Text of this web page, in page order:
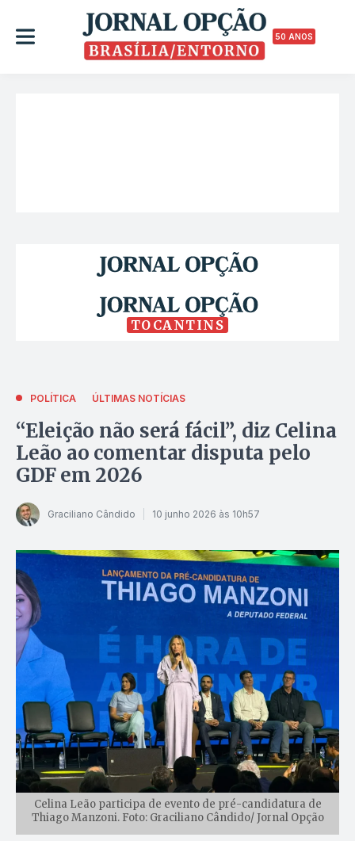
50 ANOS
TOCANTINS
POLÍTICA ÚLTIMAS NOTÍCIAS
“Eleição não será fácil”, diz Celina
Leão ao comentar disputa pelo
GDF em 2026
Graciliano Cândido 10 junho 2026 às 10h57
Celina Leão participa de evento de pré-candidatura de
Thiago Manzoni. Foto: Graciliano Cândido/ Jornal Opção